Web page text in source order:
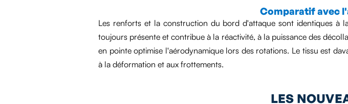
Comparatif avec
Les renforts et la construction du bord d'attaque sont identiques
toujours présente et contribue à la réactivité, à la puissance des
en pointe optimise l'aérodynamique lors des rotations. Le tissu est
à la déformation et aux frottements.
LES